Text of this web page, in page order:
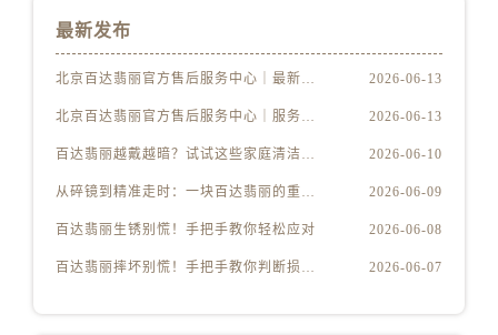
最新发布
2026-06-13
2026-06-13
2026-06-10
2026-06-09
百达翡丽生锈别慌！手把手教你轻松应对 2026-06-08
2026-06-07